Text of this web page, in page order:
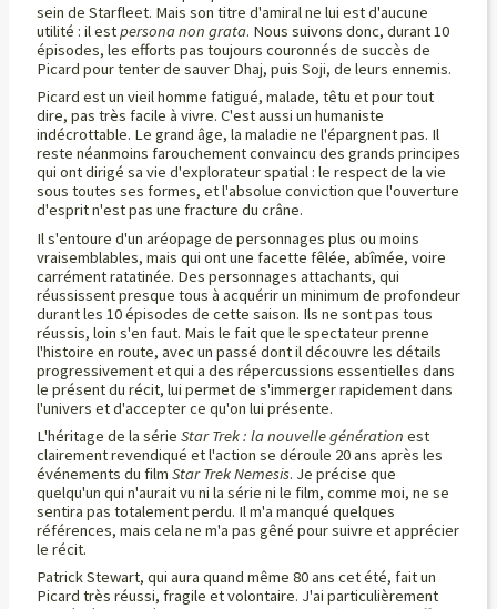
sein de Starfleet. Mais son titre d'amiral ne lui est d'aucune
utilité : il estpersona non grata. Nous suivons donc, durant 10
épisodes, les efforts pas toujours couronnés de succès de
Picard pour tenter de sauver Dhaj, puis Soji, de leurs ennemis.
Picard est un vieil homme fatigué, malade, têtu et pour tout
dire, pas très facile à vivre. C'est aussi un humaniste
indécrottable. Le grand âge, la maladie ne l'épargnent pas. Il
reste néanmoins farouchement convaincu des grands principes
qui ont dirigé sa vie d'explorateur spatial : le respect de la vie
sous toutes ses formes, et l'absolue conviction que l'ouverture
d'esprit n'est pas une fracture du crâne.
Il s'entoure d'un aréopage de personnages plus ou moins
vraisemblables, mais qui ont une facette fêlée, abîmée, voire
carrément ratatinée. Des personnages attachants, qui
réussissent presque tous à acquérir un minimum de profondeur
durant les 10 épisodes de cette saison. Ils ne sont pas tous
réussis, loin s'en faut. Mais le fait que le spectateur prenne
l'histoire en route, avec un passé dont il découvre les détails
progressivement et qui a des répercussions essentielles dans
le présent du récit, lui permet de s'immerger rapidement dans
l'univers et d'accepter ce qu'on lui présente.
L'héritage de la série Star Trek : la nouvelle génération est
clairement revendiqué et l'action se déroule 20 ans après les
événements du film Star Trek Nemesis. Je précise que
quelqu'un qui n'aurait vu ni la série ni le film, comme moi, ne se
sentira pas totalement perdu. Il m'a manqué quelques
références, mais cela ne m'a pas gêné pour suivre et apprécier
le récit.
Patrick Stewart, qui aura quand même 80 ans cet été, fait un
Picard très réussi, fragile et volontaire. J'ai particulièrement